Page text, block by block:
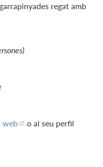
regat amb
web
o al seu perfil